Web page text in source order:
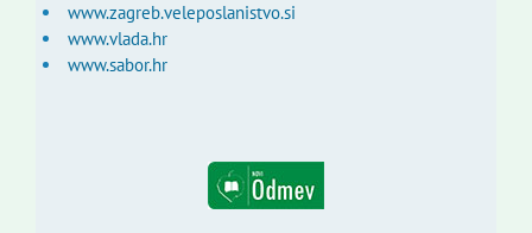
www.zagreb.veleposlanistvo.si
www.vlada.hr
www.sabor.hr